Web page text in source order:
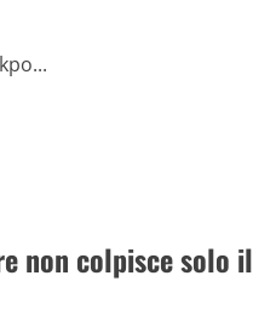
non colpisce solo il